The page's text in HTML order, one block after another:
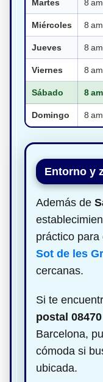
Martes 8
Miércoles 8
Jueves 8
Viernes 8
Sábado 8
Domingo 8
Entorno y
Además de
práctico para
Sot de les
cercanas.
Si te
postal 08470
Barcelona,
cómoda si
ubicada.